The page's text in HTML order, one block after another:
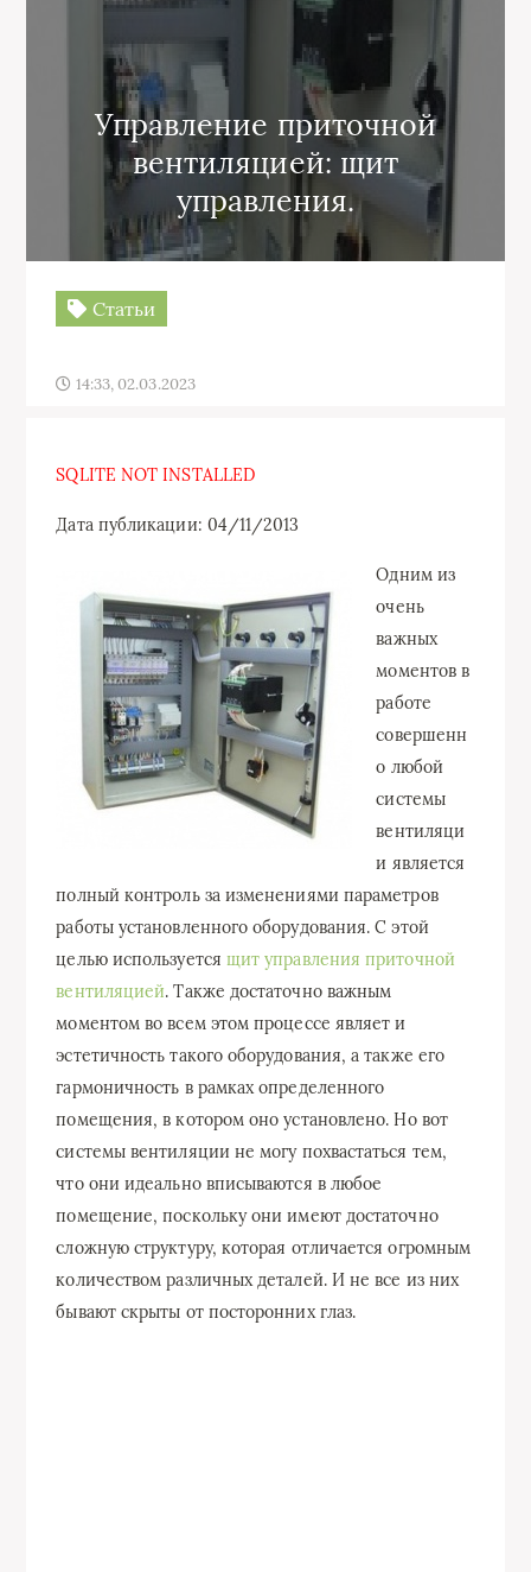
Управление приточной
вентиляцией: щит
управления.
Статьи
14:33, 02.03.2023
SQLITE NOT INSTALLED
Дата публикации: 04/11/2013
Одним из
очень
важных
моментов в
работе
совершенн
о любой
системы
вентиляци
и является
полный контроль за изменениями параметров
работы установленного оборудования. С этой
целью используется щит управления приточной
вентиляцией. Также достаточно важным
моментом во всем этом процессе являет и
эстетичность такого оборудования, а также его
гармоничность в рамках определенного
помещения, в котором оно установлено. Но вот
системы вентиляции не могу похвастаться тем,
что они идеально вписываются в любое
помещение, поскольку они имеют достаточно
сложную структуру, которая отличается огромным
количеством различных деталей. И не все из них
бывают скрыты от посторонних глаз.